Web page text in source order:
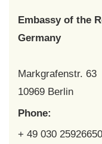
Embassy of the
Germany
Markgrafenstr. 63
10969 Berlin
Phone:
+ 49 030 25926650